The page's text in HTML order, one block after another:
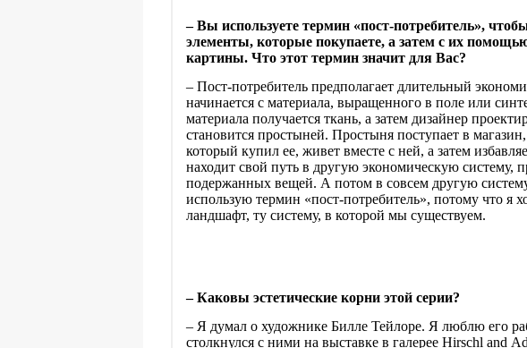
–Вы используете термин «пост-потребитель»,
элементы, которые покупаете, а затем с их
картины. Что этот термин значит для Вас?
– Пост-потребитель предполагает длительный
начинается с материала, выращенного в поле или
материала получается ткань, а затем дизайнер
становится простыней. Простыня поступает в магазин,
который купил ее, живет вместе с ней, а затем
находит свой путь в другую экономическую систему,
подержанных вещей. А потом в совсем другую
использую термин «пост-потребитель», потому что я
ландшафт, ту систему, в которой мы существуем.
–Каковы эстетические корни этой серии?
– Я думал о художнике Билле Тейлоре. Я люблю его
столкнулся с ними на выставке в галерее Hirschl and